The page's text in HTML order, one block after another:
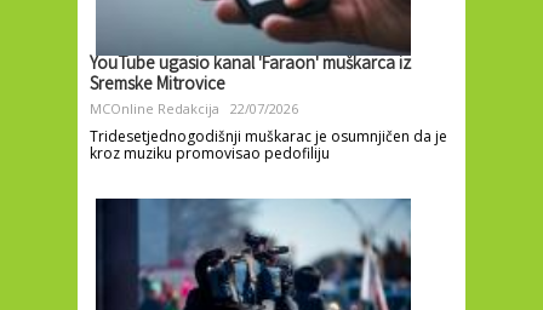
YouTube ugasio kanal 'Faraon' muškarca iz
Sremske Mitrovice
MCOnline Redakcija 22/07/2026
Tridesetjednogodišnji muškarac je osumnjičen da je
kroz muziku promovisao pedofiliju